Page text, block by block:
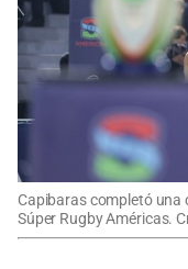
Capibaras completó una
Súper Rugby Américas.